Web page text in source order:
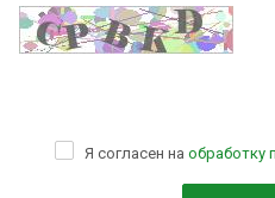
Я согласен на обработку